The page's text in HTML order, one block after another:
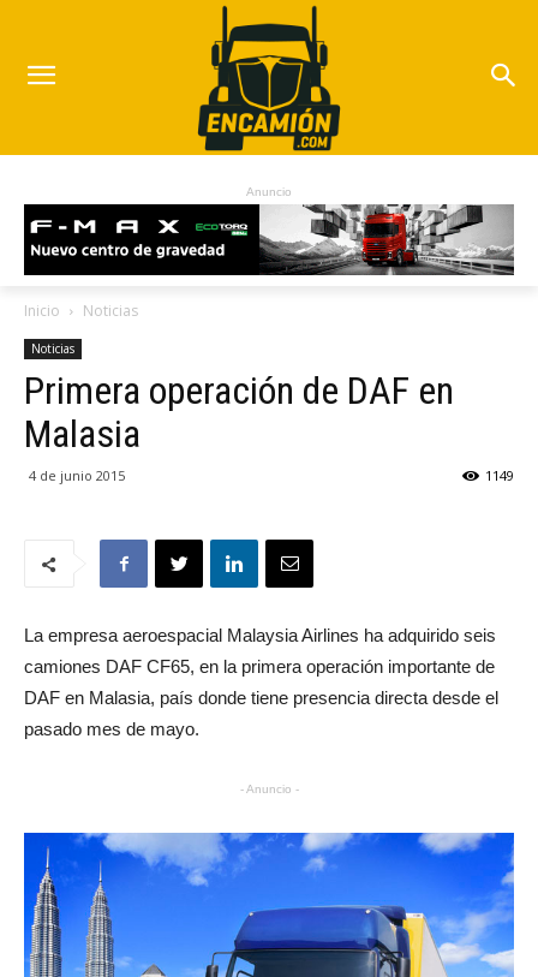
Anuncio
Inicio Noticias
Noticias
Primera operación de DAF en
Malasia
4 de junio 2015 1149
La empresa aeroespacial Malaysia Airlines ha adquirido seis
camiones DAF CF65, en la primera operación importante de
DAF en Malasia, país donde tiene presencia directa desde el
pasado mes de mayo.
- Anuncio -